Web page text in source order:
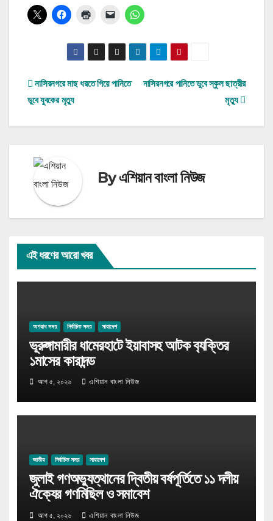
Post
navigation
নাসিরনগরে পানিতে ডুবে স্কুল ছাত্রীর
মৃত্যু
নাসিরনগরে মাছ ধরতে গিয়ে পানিতে
ডুবে যুবকের মৃত্যু
Byএশিয়ান বাংলা নিউজ
এই ধরণের আরো খবর
অপরাধ সময় নির্বাচিত সময় সারাদেশ
ভূরুঙ্গামারীর ধামেরহাটে ইয়াবাসহ আটক ব‍্যক্তির
১মাসের কারাদন্ড
আগ ৫, ২০২৬ এশিয়ান বাংলা নিউজ
জাতীয় নির্বাচিত সময় সারাদেশ
জুলাই গণঅভ্যুত্থানের দ্বিতীয় বর্ষপূর্তিতে ১১ দলীয়
ঐক্যের গণমিছিল ও সমাবেশ
আগ ৫, ২০২৬ এশিয়ান বাংলা নিউজ